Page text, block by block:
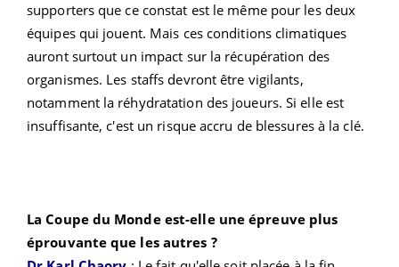
supporters que ce constat est le même pour les deux
équipes qui jouent. Mais ces conditions climatiques
auront surtout un impact sur la récupération des
organismes. Les staffs devront être vigilants,
notamment la réhydratation des joueurs. Si elle est
insuffisante, c'est un risque accru de blessures à la clé.
La Coupe du Monde est-elle une épreuve plus
éprouvante que les autres ?